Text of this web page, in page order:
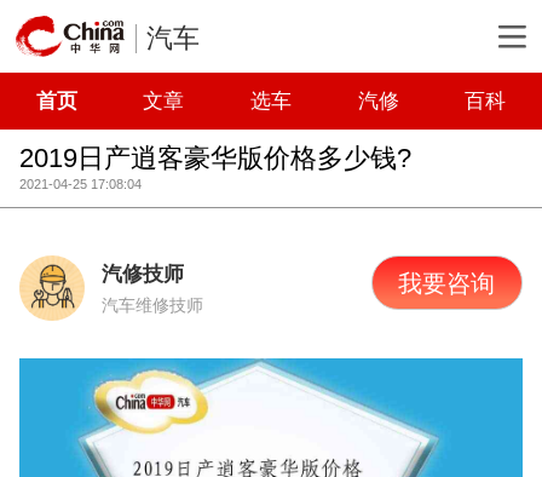
汽车
首页 文章 选车 汽修 百科
2019日产逍客豪华版价格多少钱?
2021-04-25 17:08:04
汽修技师
汽车维修技师
我要咨询